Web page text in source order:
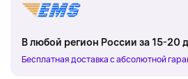
В любой регион России за 15-20
Бесплатная доставка с абсолютной